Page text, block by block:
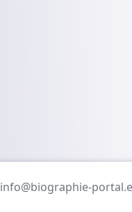
info@biographie-